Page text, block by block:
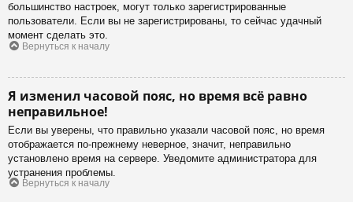
большинство настроек, могут только зарегистрированные
пользователи. Если вы не зарегистрированы, то сейчас удачный
момент сделать это.
Вернуться к началу
Я изменил часовой пояс, но время всё равно
неправильное!
Если вы уверены, что правильно указали часовой пояс, но время
отображается по-прежнему неверное, значит, неправильно
установлено время на сервере. Уведомите администратора для
устранения проблемы.
Вернуться к началу